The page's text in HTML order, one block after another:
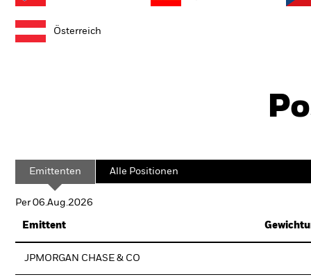
Österreich
Emittenten Alle Positionen
Per 06.Aug.2026
Emittent
JPMORGAN CHASE & CO